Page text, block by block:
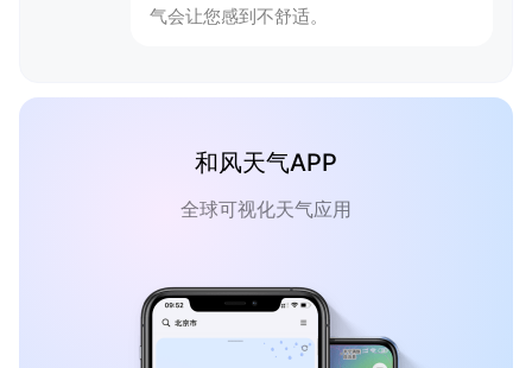
气会让您感到不舒适。
和风天气APP
全球可视化天气应用